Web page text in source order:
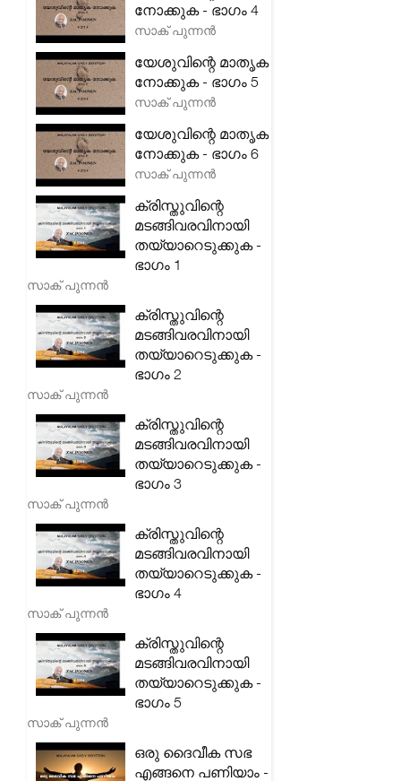
നോക്കുക - ഭാഗം 4
സാക് പുന്നൻ
യേശുവിന്റെ മാതൃക
നോക്കുക - ഭാഗം 5
സാക് പുന്നൻ
യേശുവിന്റെ മാതൃക
നോക്കുക - ഭാഗം 6
സാക് പുന്നൻ
ക്രിസ്തുവിന്റെ
മടങ്ങിവരവിനായി
തയ്യാറെടുക്കുക -
ഭാഗം 1
സാക് പുന്നൻ
ക്രിസ്തുവിന്റെ
മടങ്ങിവരവിനായി
തയ്യാറെടുക്കുക -
ഭാഗം 2
സാക് പുന്നൻ
ക്രിസ്തുവിന്റെ
മടങ്ങിവരവിനായി
തയ്യാറെടുക്കുക -
ഭാഗം 3
സാക് പുന്നൻ
ക്രിസ്തുവിന്റെ
മടങ്ങിവരവിനായി
തയ്യാറെടുക്കുക -
ഭാഗം 4
സാക് പുന്നൻ
ക്രിസ്തുവിന്റെ
മടങ്ങിവരവിനായി
തയ്യാറെടുക്കുക -
ഭാഗം 5
സാക് പുന്നൻ
ഒരു ദൈവീക സഭ
എങ്ങനെ പണിയാം -